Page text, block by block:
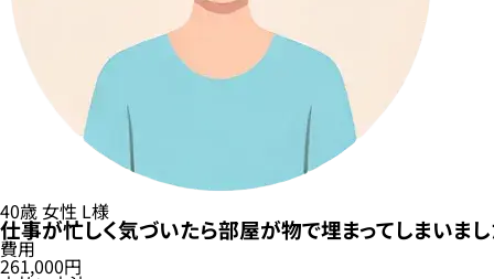
40歳女性 L様
仕事が忙しく気づいたら部屋が物で埋まってしまいま
費用
261,000円